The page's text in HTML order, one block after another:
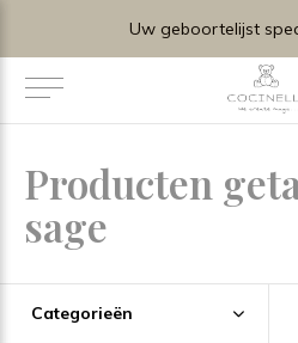
Uw geboortelijst
Producten
sage
Categorieën